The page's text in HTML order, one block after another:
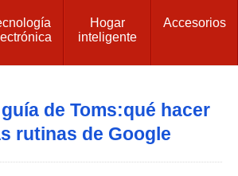
Hogar
inteligente
Accesorios
de Toms:qué hacer
rutinas de Google